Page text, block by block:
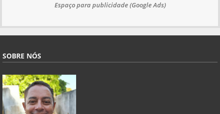
Espaço para publicidade (Google Ads)
SOBRE NÓS